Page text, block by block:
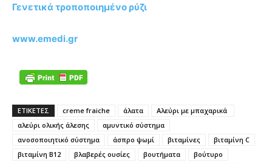
Γενετικά τροποποιημένο ρύζι
www.emedi.gr
ΕΤΙΚΕΤΕΣ creme fraiche άλατα
Αλεύρι με μπαχαρικά
αλεύρι ολικής άλεσης
αμυντικό σύστημα
ανοσοποιητικό σύστημα
άσπρο ψωμί βιταμίνες
βιταμίνη C
βιταμίνη Β12
βλαβερές ουσίες βουτήματα
βούτυρο